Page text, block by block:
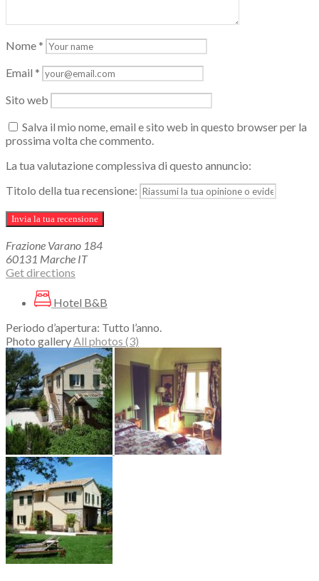
Nome*
Email *
Sito web
Salva il mio nome, email e sito web in questo browser per la
prossima volta che commento.
La tua valutazione complessiva di questo annuncio:
Titolo della tua recensione:
Frazione Varano 184
60131 Marche IT
Get directions
Hotel B&B
Periodo d’apertura: Tutto l’anno.
Photo galleryAll photos (3)